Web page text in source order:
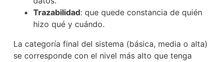
Trazabilidad: que quede constancia de quién
hizo qué y cuándo.
La categoría final del sistema (básica, media o alta)
se corresponde con el nivel más alto que tenga